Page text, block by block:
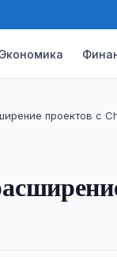
Экономика
проектов с